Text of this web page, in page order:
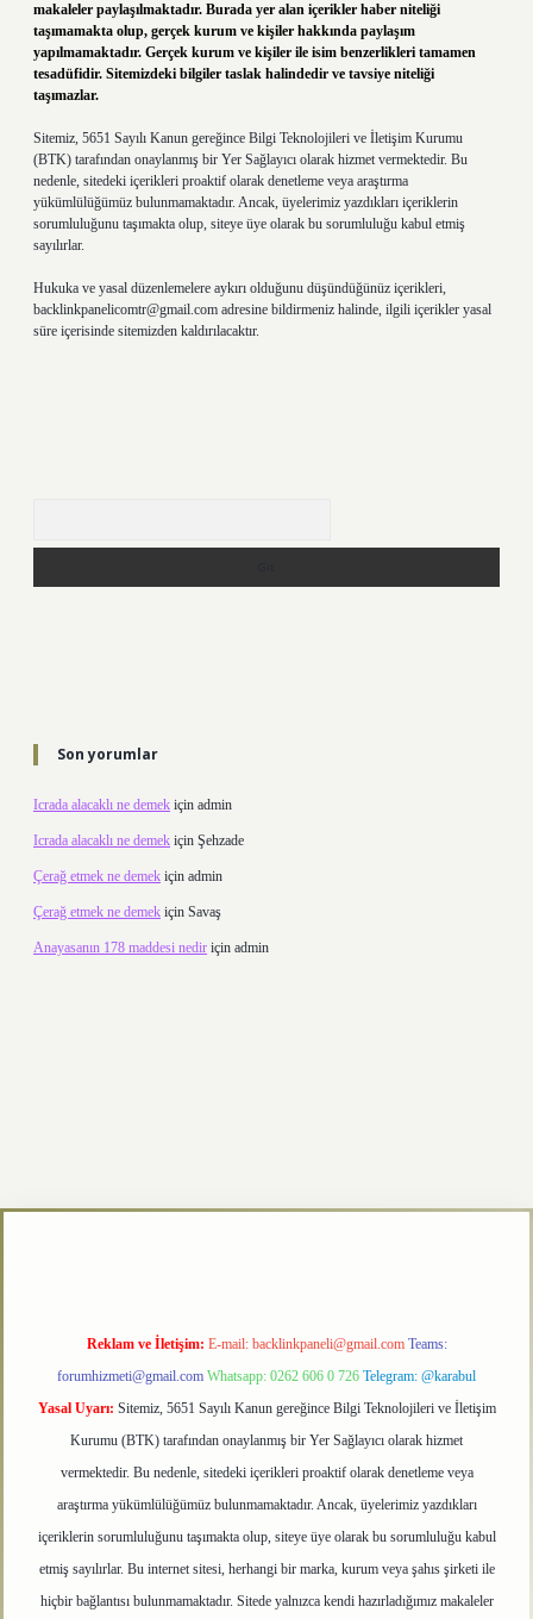
makaleler paylaşılmaktadır. Burada yer alan içerikler haber niteliği
taşımamakta olup, gerçek kurum ve kişiler hakkında paylaşım
yapılmamaktadır. Gerçek kurum ve kişiler ile isim benzerlikleri tamamen
tesadüfidir. Sitemizdeki bilgiler taslak halindedir ve tavsiye niteliği
taşımazlar.
Sitemiz, 5651 Sayılı Kanun gereğince Bilgi Teknolojileri ve İletişim Kurumu
(BTK) tarafından onaylanmış bir Yer Sağlayıcı olarak hizmet vermektedir. Bu
nedenle, sitedeki içerikleri proaktif olarak denetleme veya araştırma
yükümlülüğümüz bulunmamaktadır. Ancak, üyelerimiz yazdıkları içeriklerin
sorumluluğunu taşımakta olup, siteye üye olarak bu sorumluluğu kabul etmiş
sayılırlar.
Hukuka ve yasal düzenlemelere aykırı olduğunu düşündüğünüz içerikleri,
backlinkpanelicomtr@gmail.com adresine bildirmeniz halinde, ilgili içerikler yasal
süre içerisinde sitemizden kaldırılacaktır.
Son yorumlar
Icrada alacaklı ne demek için admin
Icrada alacaklı ne demek için Şehzade
Çerağ etmek ne demek için admin
Çerağ etmek ne demek için Savaş
Anayasanın 178 maddesi nedir için admin
Reklam ve İletişim: E-mail: backlinkpaneli@gmail.com Teams:
forumhizmeti@gmail.com Whatsapp: 0262 606 0 726 Telegram: @karabul
Yasal Uyarı: Sitemiz, 5651 Sayılı Kanun gereğince Bilgi Teknolojileri ve İletişim
Kurumu (BTK) tarafından onaylanmış bir Yer Sağlayıcı olarak hizmet
vermektedir. Bu nedenle, sitedeki içerikleri proaktif olarak denetleme veya
araştırma yükümlülüğümüz bulunmamaktadır. Ancak, üyelerimiz yazdıkları
içeriklerin sorumluluğunu taşımakta olup, siteye üye olarak bu sorumluluğu kabul
etmiş sayılırlar. Bu internet sitesi, herhangi bir marka, kurum veya şahıs şirketi ile
hiçbir bağlantısı bulunmamaktadır. Sitede yalnızca kendi hazırladığımız makaleler